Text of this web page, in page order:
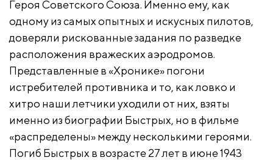
Героя Советского Союза. Именно ему, как
одному из самых опытных и искусных пилотов,
доверяли рискованные задания по разведке
расположения вражеских аэродромов.
Представленные в «Хронике» погони
истребителей противника и то, как ловко и
хитро наши летчики уходили от них, взяты
именно из биографии Быстрых, но в фильме
«распределены» между несколькими героями.
Погиб Быстрых в возрасте 27 лет в июне 1943